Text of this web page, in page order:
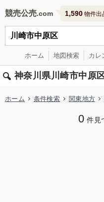
競売公売 1,590 物件出
ホーム 地図検索 カレ
神奈川県川崎市中原
ホーム 条件検索 関東地方
0 件見